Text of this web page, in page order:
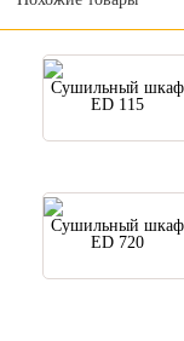
Сушильный шкаф
ED 115
Сушильный шкаф
ED 720